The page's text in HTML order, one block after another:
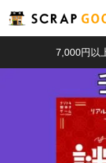
7,000円以